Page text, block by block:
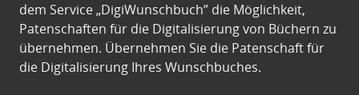
dem Service „DigiWunschbuch” die Möglichkeit,
Patenschaften für die Digitalisierung von Büchern zu
übernehmen. Übernehmen Sie die Patenschaft für
die Digitalisierung Ihres Wunschbuches.